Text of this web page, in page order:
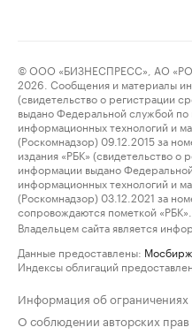
© ООО «БИЗНЕСПРЕСС», АО
2026. Сообщения и материалы
(свидетельство о регистрации
выдано Федеральной службой по
информационных технологий и
(Роскомнадзор) 09.12.2015 за
издания «РБК» (свидетельство о
информации выдано
информационных технологий и
(Роскомнадзор) 03.12.2021 за
сопровождаются пометкой «РБК».
Владельцем сайта является
Данные предоставлены:
Индексы облигаций
Информация об ограничениях
О соблюдении авторских прав